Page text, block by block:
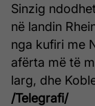
Sinzig
në landin
nga kufiri me
afërta më të
larg, dhe
/Telegrafi/